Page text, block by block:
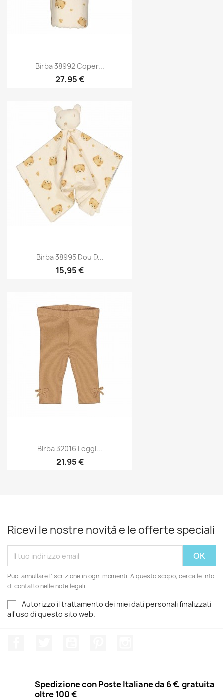
Birba 38992 Coper...
27,95 €
Birba 38995 Dou D...
15,95 €
Birba 32016 Leggi...
21,95 €
Ricevi le nostre novità e le offerte speciali
Puoi annullare l'iscrizione in ogni momenti. A questo scopo, cerca le info
di contatto nelle note legali.
Autorizzo il trattamento dei miei dati personali finalizzati
all'uso di questo sito web.
Spedizione con Poste Italiane da 6 €, gratuita
oltre 100 €